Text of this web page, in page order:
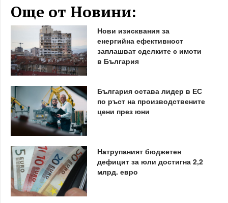
Още от Новини:
Нови изисквания за
енергийна ефективност
заплашват сделките с имоти
в България
България остава лидер в ЕС
по ръст на производствените
цени през юни
Натрупаният бюджетен
дефицит за юли достигна 2,2
млрд. евро